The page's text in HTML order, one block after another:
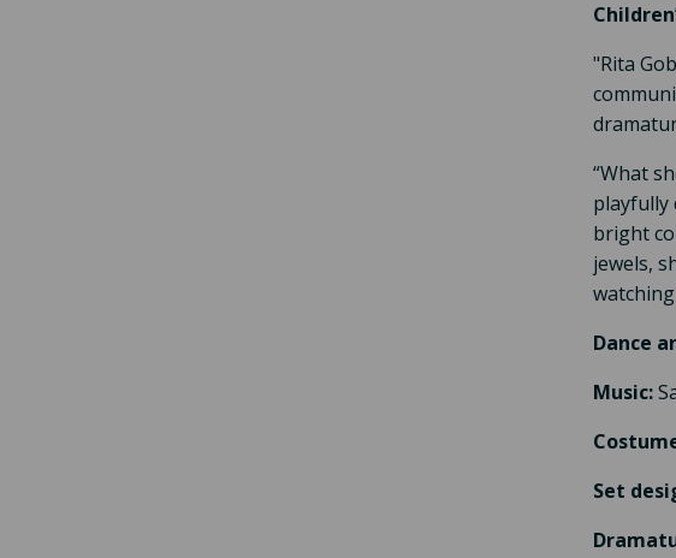
"Rita
“What
playfully
bright
jewels,
Dance
Music:
Set